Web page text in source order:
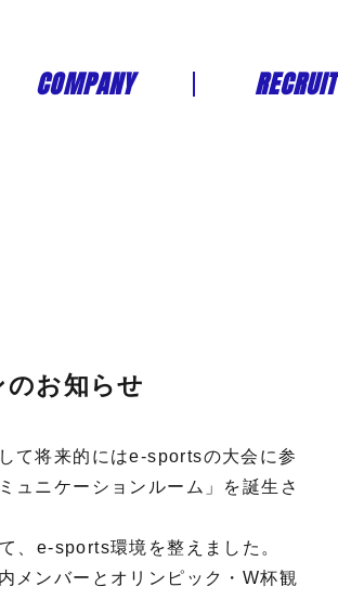
COMPANY RECRUIT
お知らせ
て将来的にはe-sportsの大会に参
ュニケーションルーム」を誕生さ
、e-sports環境を整えました。
メンバーとオリンピック・W杯観